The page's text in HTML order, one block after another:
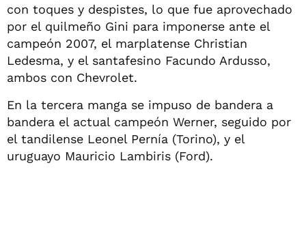
con toques y despistes, lo que fue aprovechado
por el quilmeño Gini para imponerse ante el
campeón 2007, el marplatense Christian
Ledesma, y el santafesino Facundo Ardusso,
ambos con Chevrolet.
En la tercera manga se impuso de bandera a
bandera el actual campeón Werner, seguido por
el tandilense Leonel Pernía (Torino), y el
uruguayo Mauricio Lambiris (Ford).